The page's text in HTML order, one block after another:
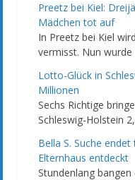
Preetz bei Kiel:
Mädchen tot auf
In Preetz bei Kiel
vermisst. Nun
Lotto-Glück in
Millionen
Sechs Richtige
Schleswig-Holstein
Bella S. Suche
Elternhaus entdeckt
Stundenlang